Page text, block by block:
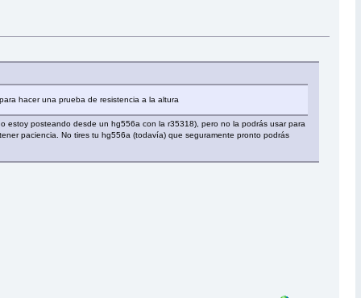
hacer una prueba de resistencia a la altura
estoy posteando desde un hg556a con la r35318), pero no la podrás usar para
paciencia. No tires tu hg556a (todavía) que seguramente pronto podrás